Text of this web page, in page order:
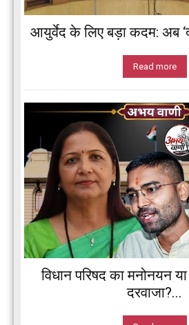
आयुर्वेद के लिए बड़ा कदम: अब
Read more
विधान परिषद का मनोनयन
दरवाजा?...